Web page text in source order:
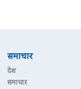
समाचार
देश
समाचार